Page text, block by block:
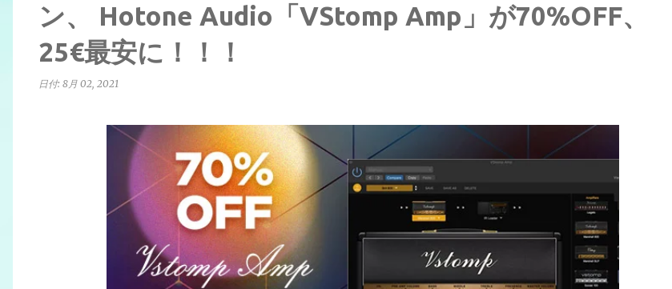
ン、 Hotone Audio「VStomp Amp」が70%OFF、
25€最安に！！！
日付: 8月 02, 2021